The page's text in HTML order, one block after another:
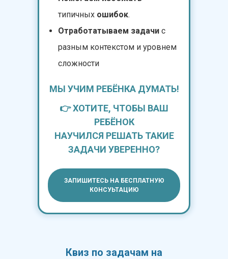
типичных ошибок.
Отработатываем задачи с
разным контекстом и уровнем
сложности
МЫ УЧИМ РЕБЁНКА ДУМАТЬ!
👉 ХОТИТЕ, ЧТОБЫ ВАШ
РЕБЁНОК
НАУЧИЛСЯ РЕШАТЬ ТАКИЕ
ЗАДАЧИ УВЕРЕННО?
ЗАПИШИТЕСЬ НА БЕСПЛАТНУЮ
КОНСУЬТАЦИЮ
Квиз по задачам на